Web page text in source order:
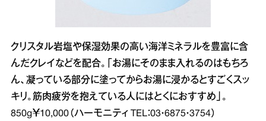
クリスタル岩塩や保湿効果の高い海洋ミネラルを豊富に含
んだクレイなどを配合。「お湯にそのまま入れるのはもちろ
ん、凝っている部分に塗ってからお湯に浸かるとすごくスッ
キリ。筋肉疲労を抱えている人にはとくにおすすめ」。
850g￥10,000（ハーモニティ TEL：03・6875・3754）